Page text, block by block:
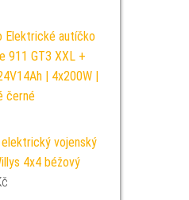
Elektrické autíčko
911 GT3 XXL +
| 4x200W |
černé
vojenský
4x4 béžový